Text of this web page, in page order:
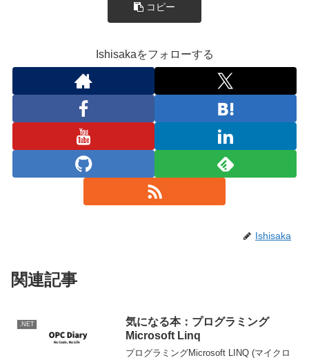
コピー
Ishisakaをフォローする
Ishisaka
関連記事
.NET
気になる本：プログラミング
Microsoft Linq
プログラミングMicrosoft LINQ (マイクロ